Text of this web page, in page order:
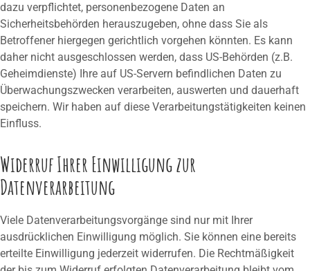
dazu verpflichtet, personenbezogene Daten an
Sicherheitsbehörden herauszugeben, ohne dass Sie als
Betroffener hiergegen gerichtlich vorgehen könnten. Es kann
daher nicht ausgeschlossen werden, dass US-Behörden (z.B.
Geheimdienste) Ihre auf US-Servern befindlichen Daten zu
Überwachungszwecken verarbeiten, auswerten und dauerhaft
speichern. Wir haben auf diese Verarbeitungstätigkeiten keinen
Einfluss.
Widerruf Ihrer Einwilligung zur
Datenverarbeitung
Viele Datenverarbeitungsvorgänge sind nur mit Ihrer
ausdrücklichen Einwilligung möglich. Sie können eine bereits
erteilte Einwilligung jederzeit widerrufen. Die Rechtmäßigkeit